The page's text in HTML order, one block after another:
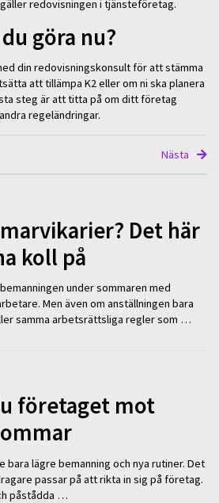
redovisningen i tjänsteföretag.
göra nu?
din redovisningskonsult för att stämma
att tillämpa K2 eller om ni ska planera
steg är att titta på om ditt företag
regeländringar.
Nästa
Det här
koll på
under sommaren med
Men även om anställningen bara
samma arbetsrättsliga regler som …
företaget mot
lägre bemanning och nya rutiner. Det
passar på att rikta in sig på företag.
påstådda …